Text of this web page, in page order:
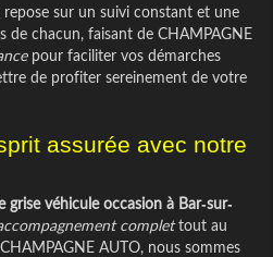
sur un suivi constant et une
de chacun, faisant de CHAMPAGNE
pour faciliter vos démarches
de profiter sereinement de votre
assurée avec notre
grise véhicule occasion à Bar-sur-
complettout au
AUTO, nous sommes